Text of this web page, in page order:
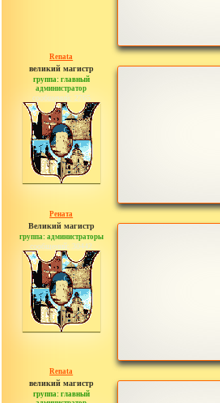
Renata
великий магистр
группа: главный
администратор
сообщений: 2765
Рената
Великий магистр
группа: администраторы
сообщений: 30442
Renata
великий магистр
группа: главный